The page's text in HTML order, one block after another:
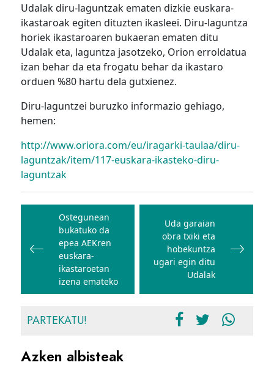
Udalak diru-laguntzak ematen dizkie euskara-
ikastaroak egiten dituzten ikasleei. Diru-laguntza
horiek ikastaroaren bukaeran ematen ditu
Udalak eta, laguntza jasotzeko, Orion erroldatua
izan behar da eta frogatu behar da ikastaro
orduen %80 hartu dela gutxienez.
Diru-laguntzei buruzko informazio gehiago,
hemen:
http://www.oriora.com/eu/iragarki-taulaa/diru-
laguntzak/item/117-euskara-ikasteko-diru-
laguntzak
Bidalketetan
zehar
nabigatu
Ostegunean
bukatuko da
epea AEKren
euskara-
ikastaroetan
izena emateko
Uda garaian
obra txiki eta
hobekuntza
ugari egin ditu
Udalak
PARTEKATU!
Azken albisteak